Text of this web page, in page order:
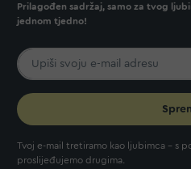
Prilagođen sadržaj, samo za tvog
jednom tjedno!
Tvoj e-mail tretiramo kao ljubimca - s
proslijeđujemo drugima.